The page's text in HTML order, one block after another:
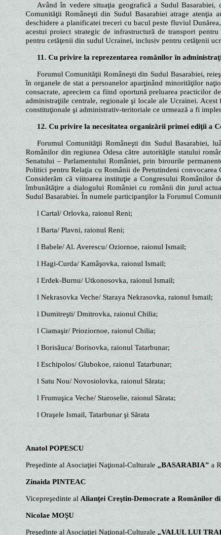
Având în vedere situaţia geografică a Sudul
Comunităţii Româneşti din Sudul Basarabiei atrage atenţia
deschidere a planificatei treceri cu bacul peste fluviul
acestui proiect strategic de infrastructură de transport
pentru cetăţenii din sudul Ucrainei, inclusiv pentru cetăţenii
11. Cu privire la reprezentarea românilor în
Forumul Comunităţii Româneşti din Sudul Basarabiei,
în organele de stat a persoanelor aparţinând minorităţilor
consacrate, apreciem ca fiind oportună preluarea practicilor
administraţiile centrale, regionale şi locale ale Ucrainei.
constituţionale şi administrativ-teritoriale ce urmează a fi
12. Cu privire la necesitatea organizării primei ediţii a
Forumul Comunităţii Româneşti din Sudul Basarabiei,
Românilor din regiunea Odesa către autorităţile statului
Senatului – Parlamentului României, prin birourile
Politici pentru Relaţia cu Românii de Pretutindeni
Considerăm că viitoarea instituţie a Congresului Românilor
îmbunătăţire a dialogului României cu românii din jurul
Sudul Basarabiei. În numele participanţilor la Forumul
l Cartal/ Orlovka, raionul Reni;
l Barta/ Plavni, raionul Reni;
l Babele/ Al. Averescu/ Oziornoe, raionul Ismail;
l Hagi-Curda/ Kamâşovka, raionul Ismail;
l Erdek-Burnu/ Utkonosovka, raionul Ismail;
l Nekrasovka Veche/ Staraya Nekrasovka, raionul Ismail;
l Dumitreşti/ Dmitrovka, raionul Chilia;
l Ciamaşir/ Prioziornoe, raionul Chilia;
l Borisăuca/ Borisovka, raionul Tatarbunar;
l Eschipolos/ Glubokoe, raionul Tatarbunar;
l Satu Nou/ Novosiolovka, raionul Sărata;
l Frumuşica Veche/ Staroselie, raionul Sărata;
l Oraşele Ismail, Tatarbunar şi Sărata
Anatol POPESCU
Preşedinte al Asociaţiei Naţional-Culturale „BASARABIA” a
Zinaida PINTEAC
Vicepreşedinte al Alianţei Creştin-Democrate a Românilor
Nicolae MOŞU
Preşedinte al Asociaţiei Naţional-Culturale „VALUL LUI